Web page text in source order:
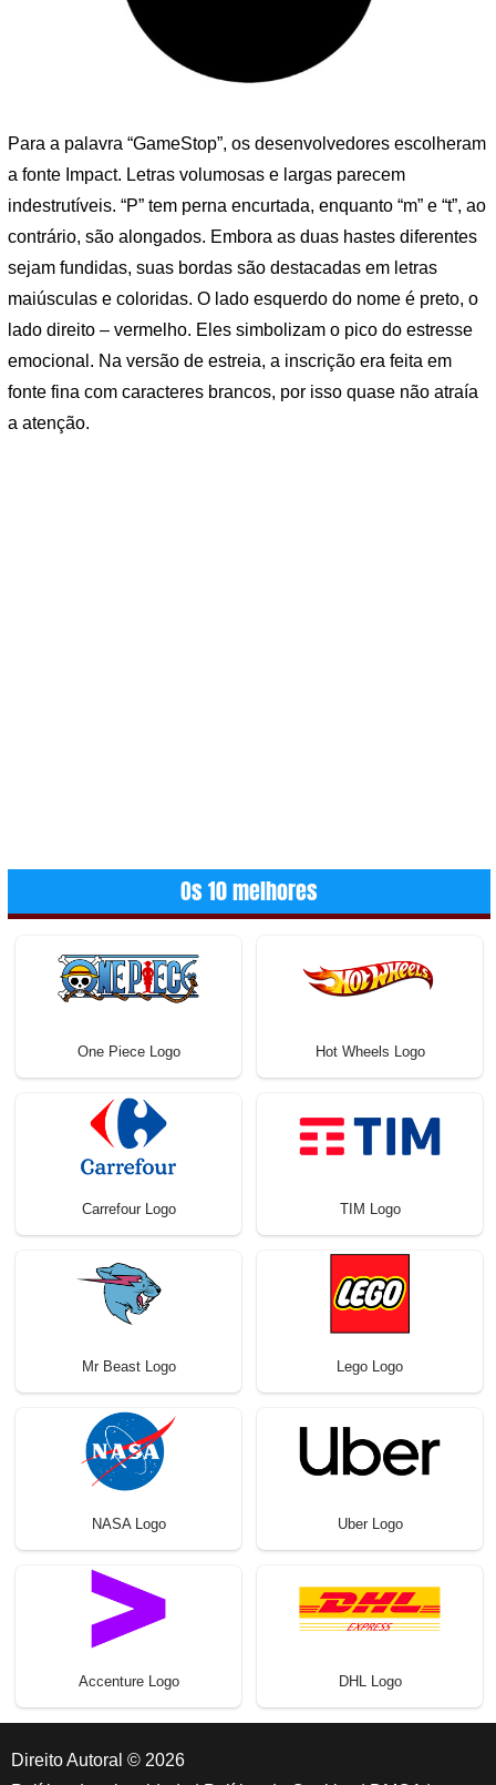
Para a palavra “GameStop”, os desenvolvedores escolheram
a fonte Impact. Letras volumosas e largas parecem
indestrutíveis. “P” tem perna encurtada, enquanto “m” e “t”, ao
contrário, são alongados. Embora as duas hastes diferentes
sejam fundidas, suas bordas são destacadas em letras
maiúsculas e coloridas. O lado esquerdo do nome é preto, o
lado direito – vermelho. Eles simbolizam o pico do estresse
emocional. Na versão de estreia, a inscrição era feita em
fonte fina com caracteres brancos, por isso quase não atraía
a atenção.
Os 10 melhores
One Piece Logo Hot Wheels Logo
Carrefour Logo TIM Logo
Mr Beast Logo Lego Logo
NASA Logo Uber Logo
Accenture Logo DHL Logo
Direito Autoral © 2026